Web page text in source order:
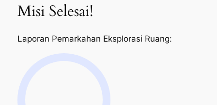
Misi Selesai!
Laporan Pemarkahan Eksplorasi Ruang: